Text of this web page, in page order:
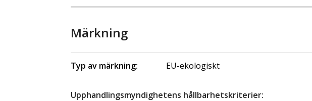
Märkning
Typ av märkning: EU-ekologiskt
Upphandlingsmyndighetens hållbarhetskriterier: